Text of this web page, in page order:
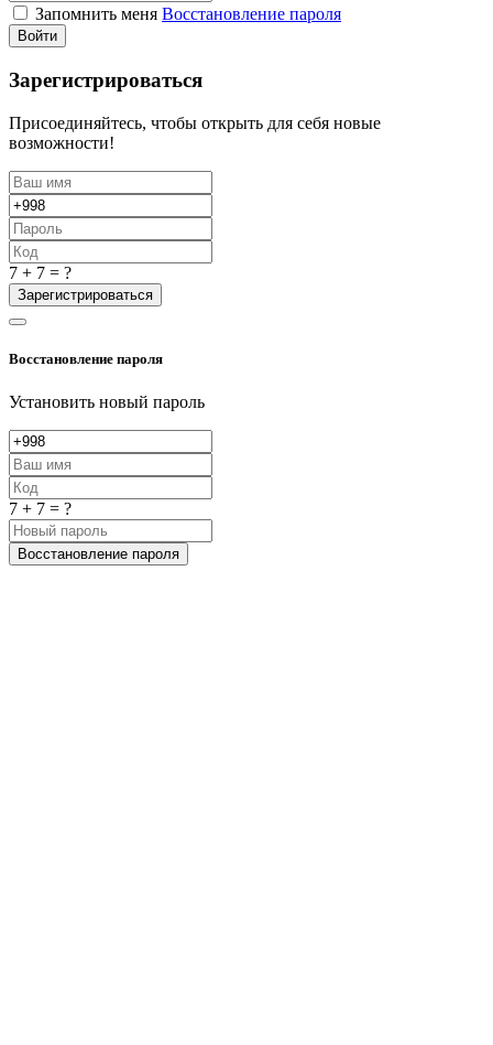
Запомнить меня Восстановление пароля
Войти
Зарегистрироваться
Присоединяйтесь, чтобы открыть для себя новые
возможности!
7 + 7 = ?
Зарегистрироваться
Восстановление пароля
Установить новый пароль
7 + 7 = ?
Восстановление пароля